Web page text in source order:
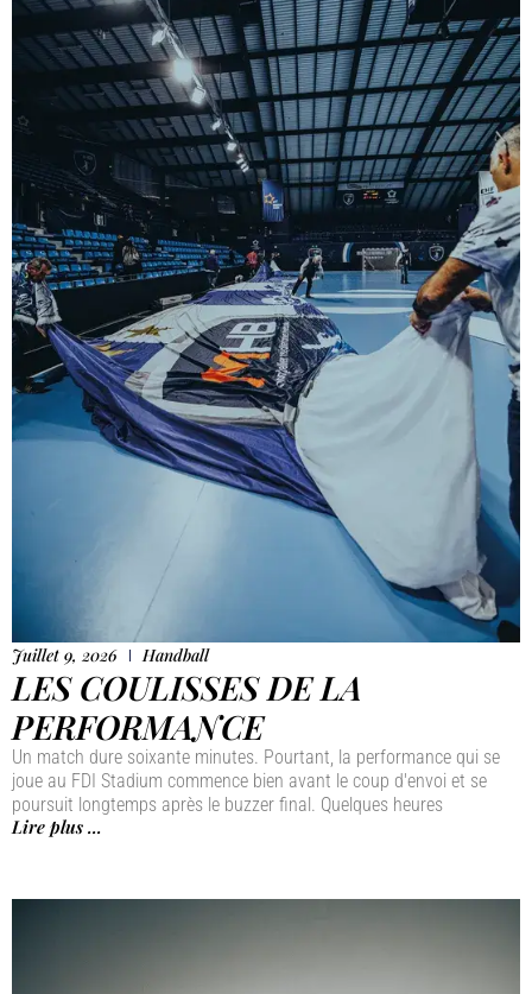
Juillet 9, 2026 Handball
LES COULISSES DE LA
PERFORMANCE
Un match dure soixante minutes. Pourtant, la performance qui se
joue au FDI Stadium commence bien avant le coup d'envoi et se
poursuit longtemps après le buzzer final. Quelques heures
Lire plus ...